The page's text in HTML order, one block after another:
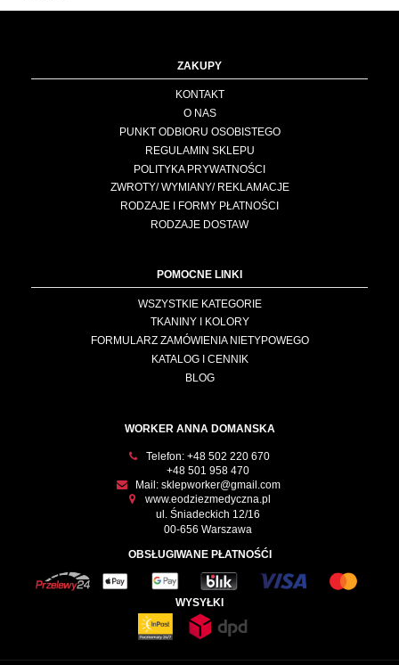
ZAKUPY
KONTAKT
O NAS
PUNKT ODBIORU OSOBISTEGO
REGULAMIN SKLEPU
POLITYKA PRYWATNOŚCI
ZWROTY/ WYMIANY/ REKLAMACJE
RODZAJE I FORMY PŁATNOŚCI
RODZAJE DOSTAW
POMOCNE LINKI
WSZYSTKIE KATEGORIE
TKANINY I KOLORY
FORMULARZ ZAMÓWIENIA NIETYPOWEGO
KATALOG I CENNIK
BLOG
WORKER ANNA DOMANSKA
Telefon: +48 502 220 670
+48 501 958 470
Mail: sklepworker@gmail.com
www.eodziezmedyczna.pl
ul. Śniadeckich 12/16
00-656 Warszawa
OBSŁUGIWANE PŁATNOŚĆI
WYSYŁKI